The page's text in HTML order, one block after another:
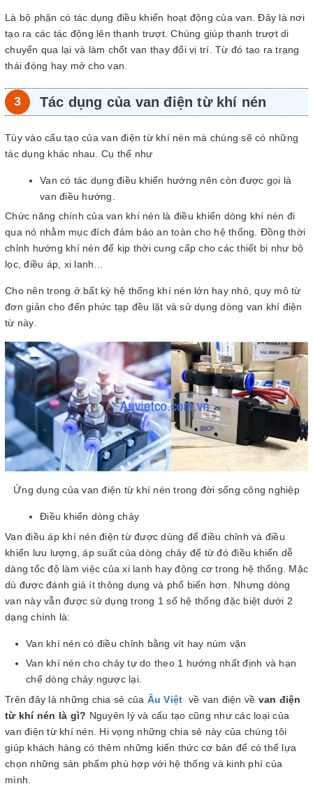
Là bộ phận có tác dụng điều khiển hoạt động của van. Đây là nơi
tạo ra các tác động lên thanh trượt. Chúng giúp thanh trượt di
chuyển qua lại và làm chốt van thay đổi vị trí. Từ đó tạo ra trạng
thái đóng hay mở cho van.
Tác dụng của van điện từ khí nén
Tùy vào cấu tạo của van điện từ khí nén mà chúng sẽ có những
tác dụng khác nhau. Cụ thể như
Van có tác dụng điều khiển hướng nên còn được gọi là
van điều hướng.
Chức năng chính của van khí nén là điều khiển dòng khí nén đi
qua nó nhằm mục đích đảm bảo an toàn cho hệ thống. Đồng thời
chỉnh hướng khí nén để kịp thời cung cấp cho các thiết bị như bộ
lọc, điều áp, xi lanh…
Cho nên trong ở bất kỳ hệ thống khí nén lớn hay nhỏ, quy mô từ
đơn giản cho đến phức tạp đều lặt và sử dụng dòng van khí điện
từ này.
Ứng dụng của van điện từ khí nén trong đời sống công nghiệp
Điều khiển dòng chảy
Van điều áp khí nén điện từ được dùng để điều chỉnh và điều
khiển lưu lượng, áp suất của dòng chảy để từ đó điều khiển dễ
dàng tốc độ làm việc của xi lanh hay động cơ trong hệ thống. Mặc
dù được đánh giá ít thông dụng và phổ biến hơn. Nhưng dòng
van này vẫn được sử dụng trong 1 số hệ thống đặc biệt dưới 2
dạng chính là:
Van khí nén có điều chỉnh bằng vít hay núm vặn
Van khí nén cho chảy tự do theo 1 hướng nhất định và hạn
chế dòng chảy ngược lại.
Trên đây là những chia sẻ của Âu Việt về van điện về van điện
từ khí nén là gì? Nguyên lý và cấu tạo cũng như các loại của
van điện từ khí nén. Hi vọng những chia sẻ này của chúng tôi
giúp khách hàng có thêm những kiến thức cơ bản để có thể lựa
chọn những sản phẩm phù hợp với hệ thống và kinh phí của
mình.